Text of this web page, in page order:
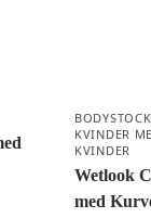
KVINDER
KVINDER
Wetlook
med